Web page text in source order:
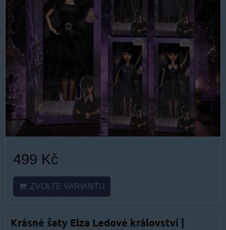
499 Kč
ZVOLTE VARIANTU
Krásné šaty Elza Ledové království |